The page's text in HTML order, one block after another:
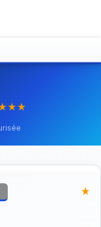
star_ratestar_rate
star_rate
star_rate
star_rate
star_rate
star_rate